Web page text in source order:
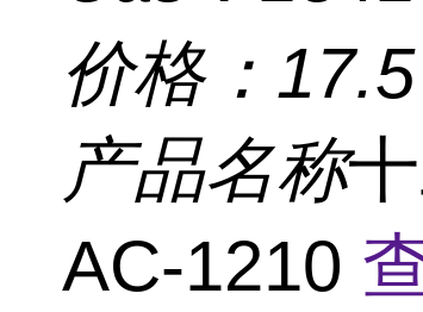
价格： 17.5
产品名称
AC-1210